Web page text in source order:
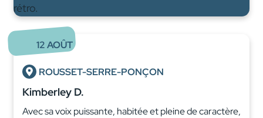
12AOÛT
ROUSSET-SERRE-PONÇON
Kimberley D.
Avec sa voix puissante, habitée et pleine de caractère,